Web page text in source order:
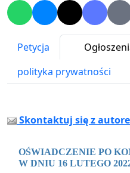
Petycja
polityka prywatności
Skontaktuj się z
OŚWIADCZENIE PO
W DNIU 16 LUTEGO